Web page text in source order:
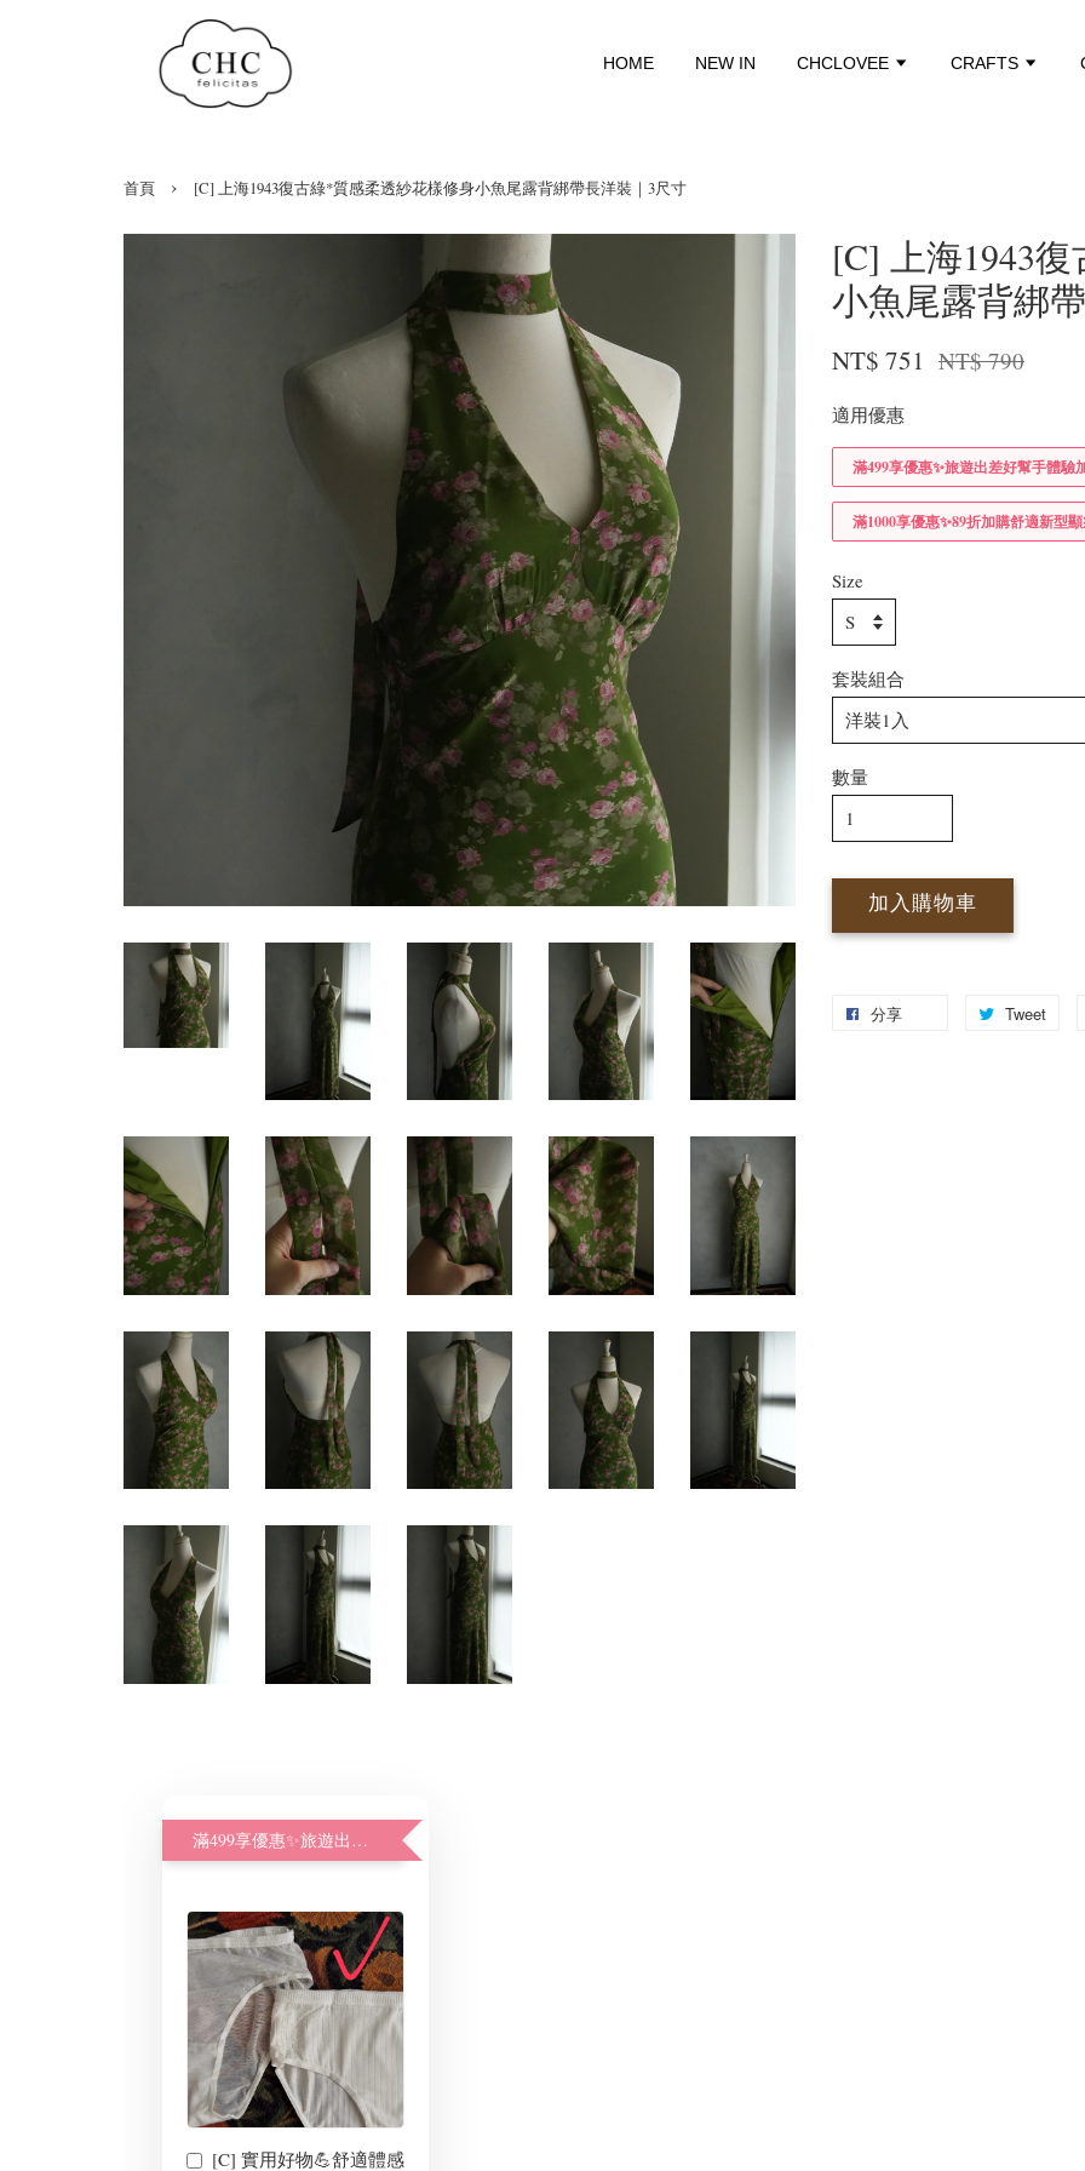
HOME NEW IN CHCLOVEE CRAFTS
首頁 › [C] 上海1943復古綠*質感柔透紗花樣修身小魚尾露背綁帶長洋裝｜3尺寸
[C] 上海1943
小魚尾露背綁
NT$ 751 NT$ 790
適用優惠
滿499享優惠✨旅遊出差好幫手體驗
滿1000享優惠✨89折加購舒適新型
Size
套裝組合
數量
加入購物車
分享 Tweet
滿499享優惠✨旅遊出差好幫手體驗加購價
[C] 實用好物💪舒適體感